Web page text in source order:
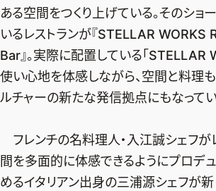
ある空間をつくり上げている。そのショ
いるレストランが『STELLAR
Bar』。実際に配置している「STELLAR
使い心地を体感しながら、空間と料理
ルチャーの新たな発信拠点にもなってい
フレンチの名料理人・入江誠シェフが
間を多面的に体感できるようにプロデ
めるイタリアン出身の三浦源シェフが